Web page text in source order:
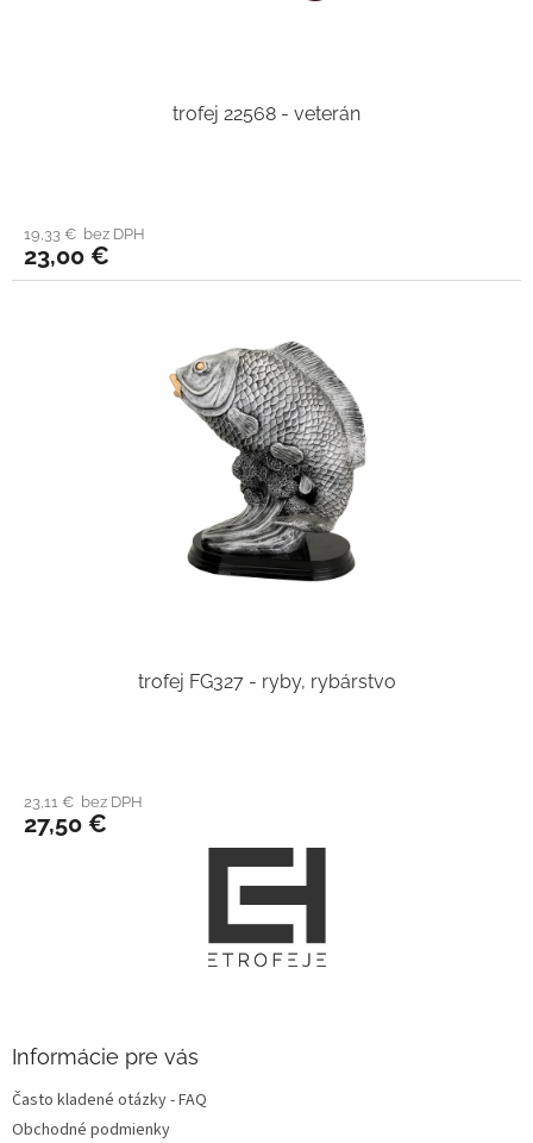
trofej 22568 - veterán
19,33 € bez DPH
23,00 €
trofej FG327 - ryby, rybárstvo
23,11 € bez DPH
27,50 €
Informácie pre vás
Často kladené otázky - FAQ
Obchodné podmienky